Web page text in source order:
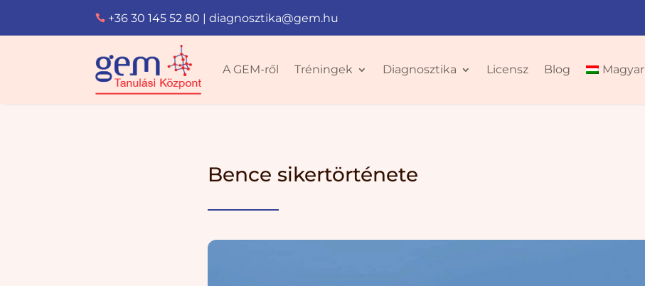
 +36 30 145 52 80 |diagnosztika@gem.hu
A GEM-ről Tréningek Diagnosztika Licensz Blog Magyar
Bence sikertörténete